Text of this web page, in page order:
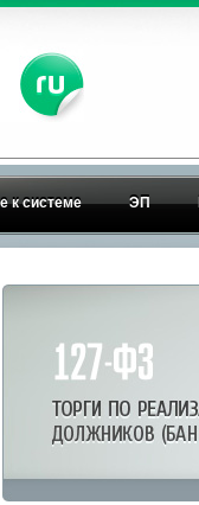
к системе ЭП